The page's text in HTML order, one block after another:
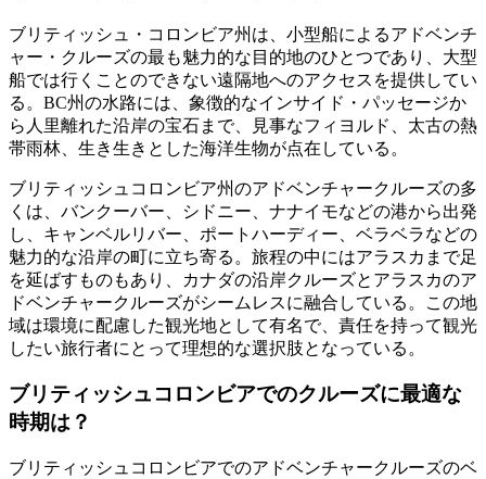
ブリティッシュ・コロンビア州は、小型船によるアドベンチ
ャー・クルーズの最も魅力的な目的地のひとつであり、大型
船では行くことのできない遠隔地へのアクセスを提供してい
る。BC州の水路には、象徴的なインサイド・パッセージか
ら人里離れた沿岸の宝石まで、見事なフィヨルド、太古の熱
帯雨林、生き生きとした海洋生物が点在している。
ブリティッシュコロンビア州のアドベンチャークルーズの多
くは、バンクーバー、シドニー、ナナイモなどの港から出発
し、キャンベルリバー、ポートハーディー、ベラベラなどの
魅力的な沿岸の町に立ち寄る。旅程の中にはアラスカまで足
を延ばすものもあり、カナダの沿岸クルーズとアラスカのア
ドベンチャークルーズがシームレスに融合している。この地
域は環境に配慮した観光地として有名で、責任を持って観光
したい旅行者にとって理想的な選択肢となっている。
ブリティッシュコロンビアでのクルーズに最適な
時期は？
ブリティッシュコロンビアでのアドベンチャークルーズのベ